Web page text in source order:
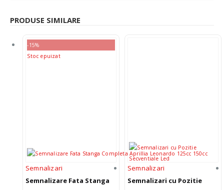
PRODUSE SIMILARE
-15%
Stoc epuizat
Semnalizari
Semnalizare Fata Stanga
Semnalizari
Semnalizari cu Pozitie